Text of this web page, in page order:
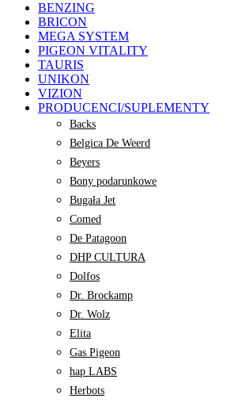
BENZING
BRICON
MEGA SYSTEM
PIGEON VITALITY
TAURIS
UNIKON
VIZION
PRODUCENCI/SUPLEMENTY
Backs
Belgica De Weerd
Beyers
Bony podarunkowe
Bugała Jet
Comed
De Patagoon
DHP CULTURA
Dolfos
Dr. Brockamp
Dr. Wolz
Elita
Gas Pigeon
hap LABS
Herbots